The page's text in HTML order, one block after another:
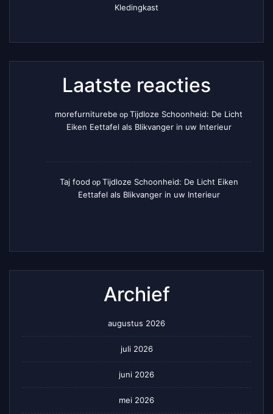
Kledingkast
Laatste reacties
morefurniturebe op Tijdloze Schoonheid: De Licht
Eiken Eettafel als Blikvanger in uw Interieur
Taj food op Tijdloze Schoonheid: De Licht Eiken
Eettafel als Blikvanger in uw Interieur
Archief
augustus 2026
juli 2026
juni 2026
mei 2026